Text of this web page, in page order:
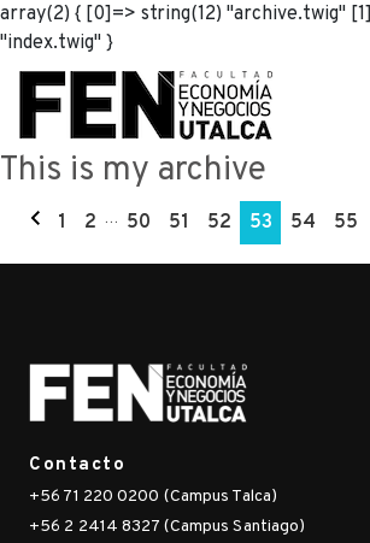
array(2) { [0]=> string(12) "archive.twig"
"index.twig" }
This is my archive
1 2 … 50 51 52 53 54 55
Contacto
+56 71 220 0200 (Campus Talca)
+56 2 2414 8327 (Campus Santiago)